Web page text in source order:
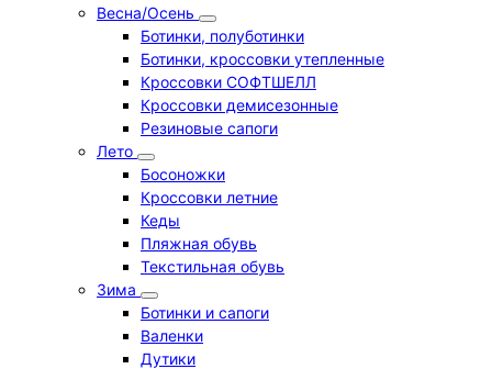
Весна/Осень
Ботинки, полуботинки
Ботинки, кроссовки утепленные
Кроссовки СОФТШЕЛЛ
Кроссовки демисезонные
Резиновые сапоги
Лето
Босоножки
Кроссовки летние
Кеды
Пляжная обувь
Текстильная обувь
Зима
Ботинки и сапоги
Валенки
Дутики